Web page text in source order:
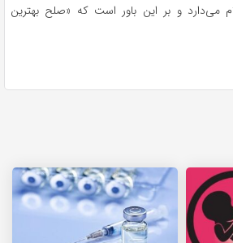
می‌دارد و بر این باور است که «صلح بهترین